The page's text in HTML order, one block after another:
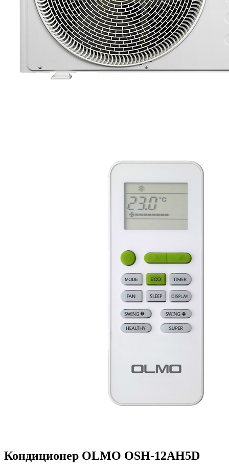
Кондиционер OLMO OSH-12AH5D